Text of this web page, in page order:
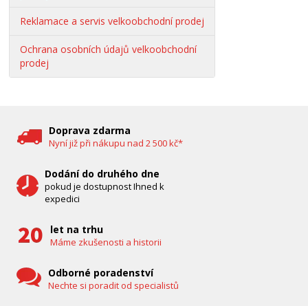
Reklamace a servis velkoobchodní prodej
Ochrana osobních údajů velkoobchodní
prodej
Doprava zdarma
Nyní již při nákupu nad 2 500 kč*
Dodání do druhého dne
pokud je dostupnost Ihned k
expedici
let na trhu
Máme zkušenosti a historii
Odborné poradenství
Nechte si poradit od specialistů